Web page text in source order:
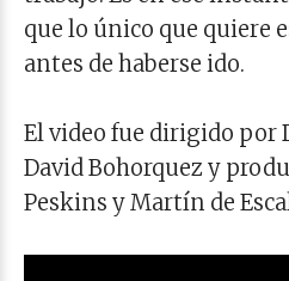
que lo único que quiere
antes de haberse ido.
El video fue dirigido por
David Bohorquez y
Peskins y Martín de